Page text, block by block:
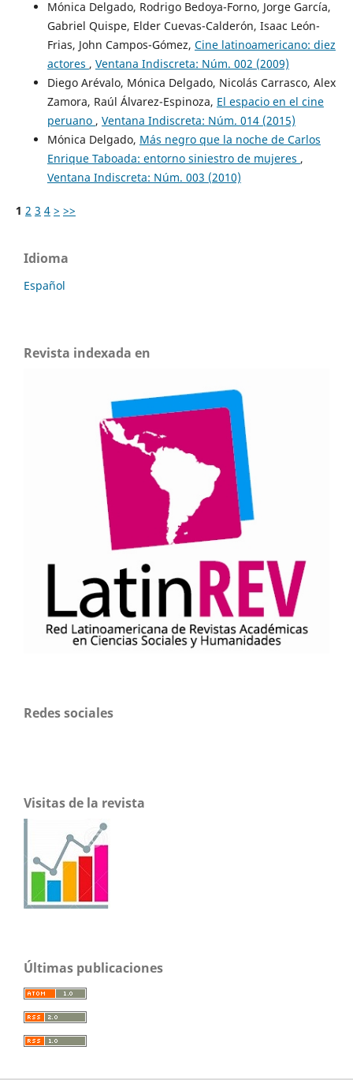
Mónica Delgado, Rodrigo Bedoya-Forno, Jorge García,
Gabriel Quispe, Elder Cuevas-Calderón, Isaac León-
Frias, John Campos-Gómez, Cine latinoamericano: diez
actores , Ventana Indiscreta: Núm. 002 (2009)
Diego Arévalo, Mónica Delgado, Nicolás Carrasco, Alex
Zamora, Raúl Álvarez-Espinoza, El espacio en el cine
peruano , Ventana Indiscreta: Núm. 014 (2015)
Mónica Delgado, Más negro que la noche de Carlos
Enrique Taboada: entorno siniestro de mujeres ,
Ventana Indiscreta: Núm. 003 (2010)
1 2 3 4 > >>
Idioma
Español
Revista indexada en
Redes sociales
Visitas de la revista
Últimas publicaciones